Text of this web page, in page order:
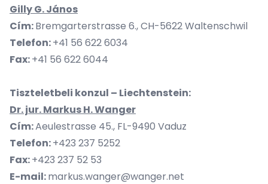
Gilly G. János
Cím:Bremgarterstrasse 6., CH-5622 Waltenschwil
Telefon:+41 56 622 6034
Fax:+41 56 622 6044
Tiszteletbeli konzul – Liechtenstein:
Dr. jur. Markus H. Wanger
Cím:Aeulestrasse 45., FL-9490 Vaduz
Telefon:+423 237 5252
Fax:+423 237 52 53
E-mail:markus.wanger@wanger.net